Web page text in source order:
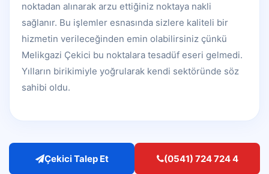
noktadan alınarak arzu ettiğiniz noktaya nakli
sağlanır. Bu işlemler esnasında sizlere kaliteli bir
hizmetin verileceğinden emin olabilirsiniz çünkü
Melikgazi Çekici bu noktalara tesadüf eseri gelmedi.
Yılların birikimiyle yoğrularak kendi sektöründe söz
sahibi oldu.
Çekici Talep Et (0541) 724 724 4